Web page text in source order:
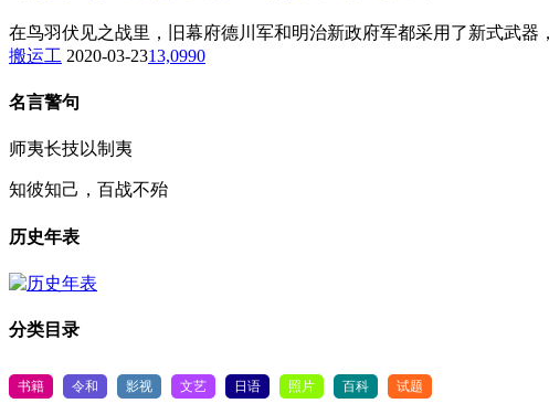
在鸟羽伏见之战里，旧幕府德川军和明治新政府军都采用了新式武
搬运工 2020-03-2313,0990
名言警句
师夷长技以制夷
知彼知己，百战不殆
历史年表
分类目录
书籍 令和 影视 文艺 日语 照片 百科 试题